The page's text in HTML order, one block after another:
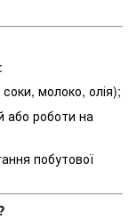
молоко, олія);
або роботи на
побутової